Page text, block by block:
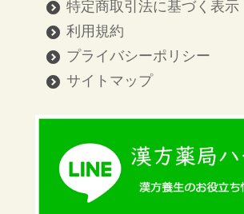
特定商取引法に基づく表示
利用規約
プライバシーポリシー
サイトマップ